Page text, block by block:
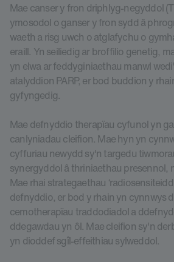
Mae canser y fron driphlyg-negyddol
ymosodol o ganser y fron sydd â
waeth a risg uwch o atglafychu o
eraill. Yn seiliedig ar broffilio genetig,
yn elwa ar feddyginiaethau manwl
atalyddion PARP, er bod buddion y
gyfyngedig.
Mae defnyddio therapïau cyfunol yn
canlyniadau cleifion. Mae hyn yn
cyffuriau newydd sy'n targedu
synergyddol â thriniaethau presennol,
Mae rhai strategaethau
defnyddio, er bod y rhain yn cynnwys
cemotherapïau traddodiadol a
ddegawdau yn ôl. Mae cleifion sy'n
yn dioddef sgîl-effeithiau sylweddol.